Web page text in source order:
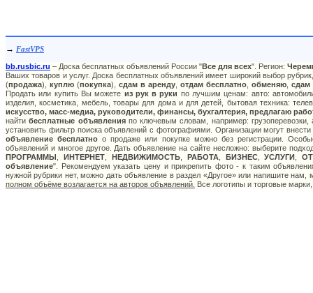
→ FastVPS
bb.rusbic.ru – Доска бесплатных объявлений России "Все для всех". Регион:
Ваших товаров и услуг. Доска бесплатных объявлений имеет широкий выбор
(продажа), куплю (покупка), сдам в аренду отдам бесплатно обменяю сдам
Продать или купить Вы можете из рук в руки по лучшим ценам: авто:
изделия, косметика, мебель, товары для дома и для детей, бытовая техника:
искусство, масс-медиа, руководители, финансы, бухгалтерия, предлагаю
найтибесплатные объявленияпо ключевым словам, например: грузоперевозки,
установить фильтр поиска объявлений с фотографиями. Организации могут
объявление бесплатно о продаже или покупке можно без регистрации.
объявлений и многое другое. Дать объявление на сайте несложно: выберите
ПРОГРАММЫ
ИНТЕРНЕТ, НЕДВИЖИМОСТЬ, РАБОТА, БИЗНЕС,УСЛУГИ ,
объявление". Рекомендуем указать цену и прикрепить фото - к таким
нужной рубрики нет, можно дать объявление в раздел «Другое» или напишите
полном объёме возлагается на авторов объявлений. Все логотипы и торговые